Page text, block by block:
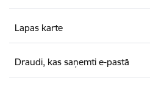
Lapas karte
Draudi, kas saņemti e-pastā